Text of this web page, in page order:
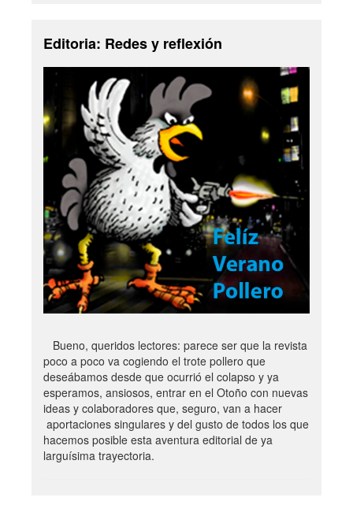
Editoria: Redes y reflexión
Bueno, queridos lectores: parece ser que la revista
poco a poco va cogiendo el trote pollero que
deseábamos desde que ocurrió el colapso y ya
esperamos, ansiosos, entrar en el Otoño con nuevas
ideas y colaboradores que, seguro, van a hacer
aportaciones singulares y del gusto de todos los que
hacemos posible esta aventura editorial de ya
larguísima trayectoria.